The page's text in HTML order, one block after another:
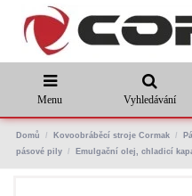
Menu Vyhledávání
Domů Kovoobráběcí stroje Cormak
pásové pily
Emulgační olej, chladicí